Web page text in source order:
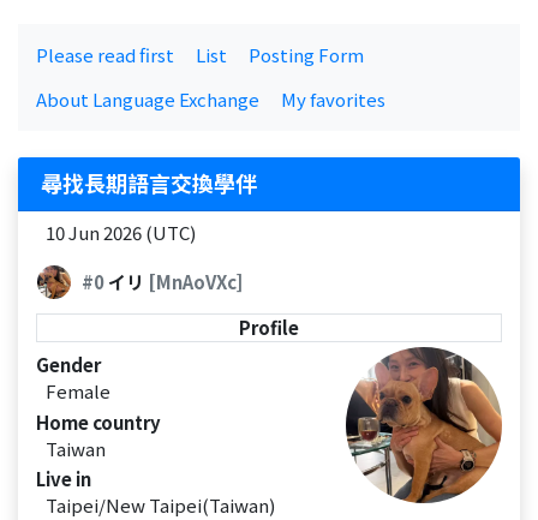
Please read first List
Posting Form
About Language Exchange
My favorites
尋找長期語言交換學伴
10 Jun 2026 (UTC)
#0イリ [MnAoVXc]
Profile
Gender
Female
Home country
Taiwan
Live in
Taipei/New Taipei(Taiwan)